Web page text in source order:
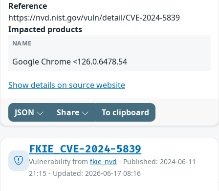
Reference
https://nvd.nist.gov/vuln/detail/CVE-2024-5839
Impacted products
NAME
Google Chrome <126.0.6478.54
Show details on source website
JSON Share To clipboard
FKIE_CVE-2024-5839
Vulnerability from fkie_nvd - Published: 2024-06-11
21:15 - Updated: 2026-06-17 08:16